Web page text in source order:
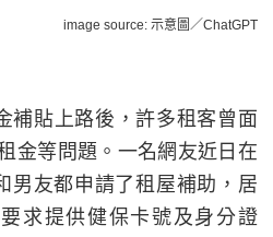
image source: 示意圖／ChatGPT
補貼上路後，許多租客曾面
金等問題。一名網友近日在
男友都申請了租屋補助，居
求提供健保卡號及身分證